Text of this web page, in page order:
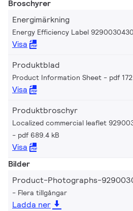
Broschyrer
Energimärkning
Energy Efficiency Label
Visa
Produktblad
Product Information Sheet pdf
Visa
Produktbroschyr
Localized commercial leaflet
pdf 689.4 kB
Visa
Bilder
Product-Photographs-
Flera tillgångar
Ladda ner